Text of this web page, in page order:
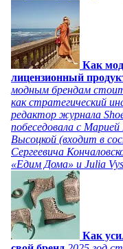
Как
лицензионный
модным брендам
как стратегический
редактор журнала
побеседовала с
Высоцкой (входит в
Сергеевича
«Едим Дома» и Julia
Как